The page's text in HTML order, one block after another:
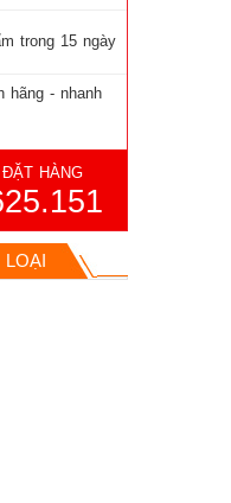
trong 15 ngày
hãng - nhanh
HÀNG
LOẠI